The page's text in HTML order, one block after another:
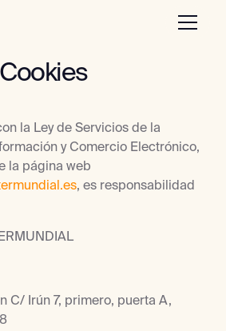
la Ley de Servicios de la
y Comercio Electrónico,
la página web
, es responsabilidad
C/ Irún 7, primero, puerta A,